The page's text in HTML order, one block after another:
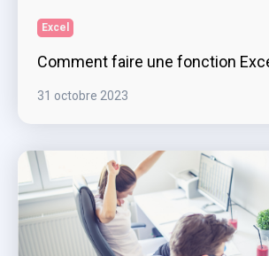
Excel
Comment faire une fonction
31 octobre 2023